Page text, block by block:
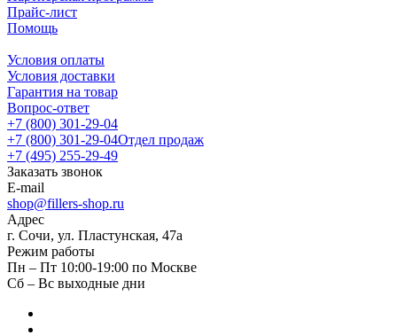
Прайс-лист
Помощь
Условия оплаты
Условия доставки
Гарантия на товар
Вопрос-ответ
+7 (800) 301-29-04
+7 (800) 301-29-04Отдел продаж
+7 (495) 255-29-49
Заказать звонок
E-mail
shop@fillers-shop.ru
Адрес
г. Сочи, ул. Пластунская, 47а
Режим работы
Пн – Пт 10:00-19:00 по Москве
Сб – Вс выходные дни